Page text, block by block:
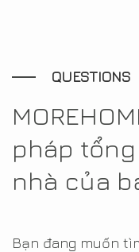
QUESTIONS
pháp
nhà của
Bạn đang muốn